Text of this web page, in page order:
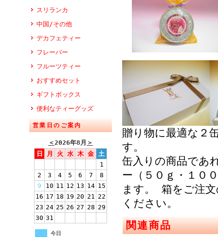
スリランカ
中国/その他
デカフェティー
フレーバー
フルーツティー
おすすめセット
ギフトボックス
便利なティーグッズ
営業日のご案内
＜2026年8月 ＞
日
月 火 水 木 金 土
1
2
3 4 5 6 7
8
9
10 11 12 13 14 15
16 17 18 19 20 21 22
23 24 25 26 27 28 29
30 31
今日
贈り物に最適な２
す。
缶入りの商品であ
ー（５０ｇ・１０
ます。 箱をご注
ください。
関連商品